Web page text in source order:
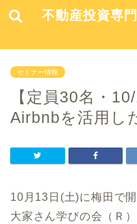
不動産投資専
セミナー情報
【定員30名・
Airbnbを活用し
10月13日(土)に梅田で開
大家さん学びの会（Ｒ